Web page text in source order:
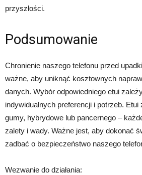
przyszłości.
Podsumowanie
Chronienie naszego telefonu przed
ważne, aby uniknąć kosztownych
danych. Wybór odpowiedniego etui
indywidualnych preferencji i potrzeb. Etui
gumy, hybrydowe lub pancernego –
zalety i wady. Ważne jest, aby dokonać
zadbać o bezpieczeństwo naszego
Wezwanie do działania: